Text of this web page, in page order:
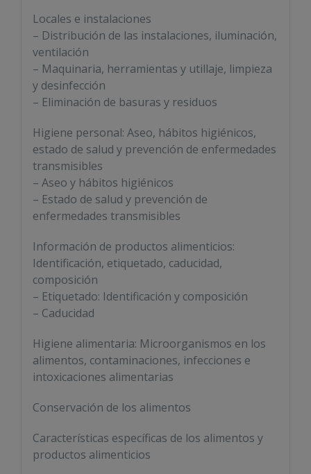
Locales e instalaciones
– Distribución de las instalaciones, iluminación,
ventilación
– Maquinaria, herramientas y utillaje, limpieza
y desinfección
– Eliminación de basuras y residuos
Higiene personal: Aseo, hábitos higiénicos,
estado de salud y prevención de enfermedades
transmisibles
– Aseo y hábitos higiénicos
– Estado de salud y prevención de
enfermedades transmisibles
Información de productos alimenticios:
Identificación, etiquetado, caducidad,
composición
– Etiquetado: Identificación y composición
– Caducidad
Higiene alimentaria: Microorganismos en los
alimentos, contaminaciones, infecciones e
intoxicaciones alimentarias
Conservación de los alimentos
Características específicas de los alimentos y
productos alimenticios